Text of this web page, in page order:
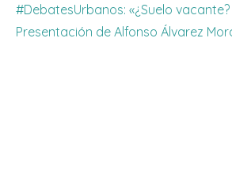
#DebatesUrbanos: «¿Suelo vacante?
Presentación de Alfonso Álvarez